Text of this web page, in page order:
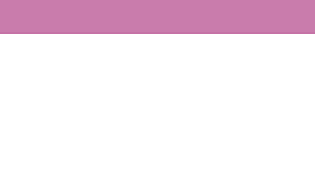
다문화교육복지대학원